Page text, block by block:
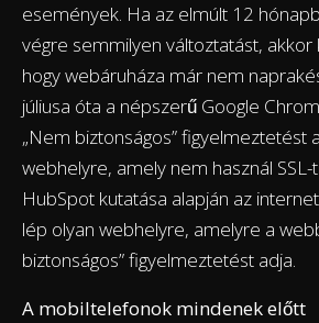
események. Ha az elmúlt 12
végre semmilyen változtatást, akkor
hogy webáruháza már nem
júliusa óta a népszerű Google
„Nem biztonságos” figyelmeztetést
webhelyre, amely nem használ SSL-
HubSpot kutatása alapján az
lép olyan webhelyre, amelyre a
biztonságos” figyelmeztetést adja.
A mobiltelefonok mindenek előtt